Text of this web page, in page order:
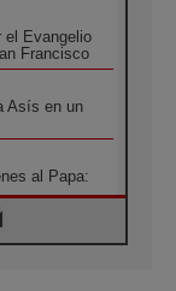
el Evangelio
Francisco
Asís en un
al Papa:
en Roma en